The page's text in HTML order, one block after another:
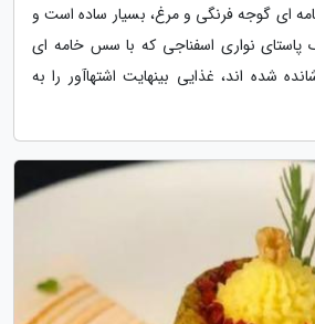
ای گوجه فرنگی و مرغ، بسیار ساده است و
نواری اسفناجی که با سس خامه ای
شده اند، غذایی بینهایت اشتهاآور را به